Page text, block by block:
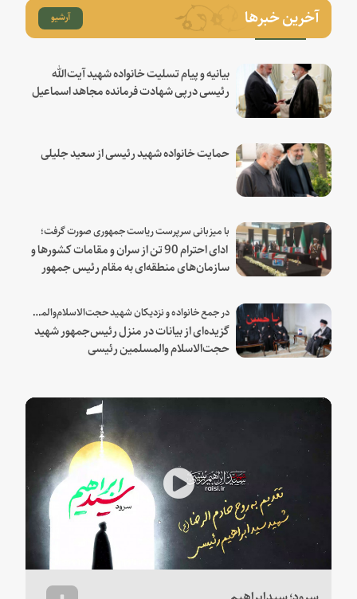
آخرین خبرها آرشیو
بیانیه و پیام تسلیت خانواده شهید آیت‌الله
رئیسی درپی شهادت فرمانده مجاهد اسماعیل
حمایت خانواده شهید رئیسی از سعید جلیلی
با میزبانی سرپرست ریاست جمهوری صورت گرفت؛
ادای احترام 90 تن از سران و مقامات کشورها و
سازمان‌های منطقه‌ای به مقام رئیس جمهور
در جمع خانواده و نزدیکان شهید حجت‌الاسلام‌والمسلمین رئیسی:
گزیده‌ای از بیانات در منزل رئیس‌جمهور شهید
حجت‌الاسلام والمسلمین رئیسی
Play
Video